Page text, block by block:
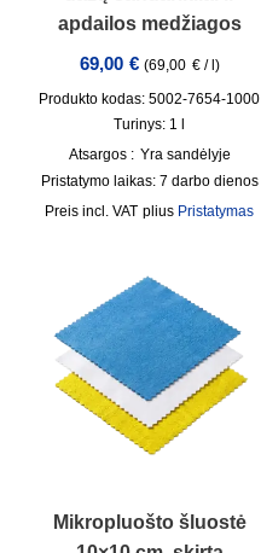
apdailos medžiagos
69,00 € (69,00 €/l)
Produkto kodas: 5002-7654-1000
Turinys: 1
Atsargos : Yra sandėlyje
Pristatymo laikas: 7 darbo dienos
incl. VAT plius Pristatymas
Mikropluošto šluostė